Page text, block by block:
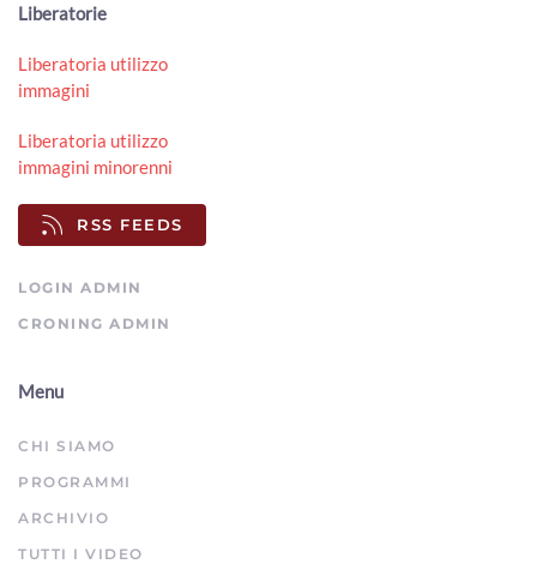
00:01:08 - Sabato, 25 Luglio 2026
ArezzoTV
Maltrattava convivente e figli minori, arrestato dai
carabinieri di Sansepolcro
00:02:32 - Venerdì, 24 Luglio 2026
Liberatorie
Liberatoria utilizzo
immagini
Liberatoria utilizzo
immagini minorenni
RSS FEEDS
LOGIN ADMIN
CRONING ADMIN
Menu
CHI SIAMO
PROGRAMMI
ARCHIVIO
TUTTI I VIDEO